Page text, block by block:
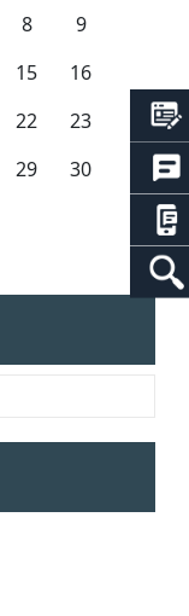
8
9
15
16
22
23
29
30